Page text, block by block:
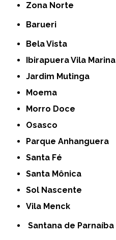
Zona Norte
Barueri
Bela Vista
Ibirapuera Vila Marina
Jardim Mutinga
Moema
Morro Doce
Osasco
Parque Anhanguera
Santa Fé
Santa Mônica
Sol Nascente
Vila Menck
Santana de Parnaíba